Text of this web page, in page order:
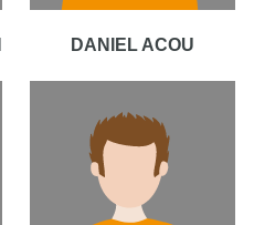
DANIEL ACOU